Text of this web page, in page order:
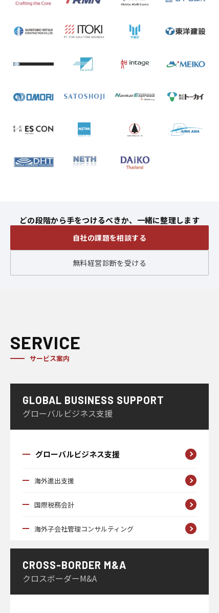
どの段階から手をつけるべきか、一緒に整理します
自社の課題を相談する
無料経営診断を受ける
SERVICE
サービス案内
GLOBAL BUSINESS SUPPORT
グローバルビジネス支援
グローバルビジネス支援
海外進出支援
国際税務会計
海外子会社管理コンサルティング
CROSS-BORDER M&A
クロスボーダーM&A